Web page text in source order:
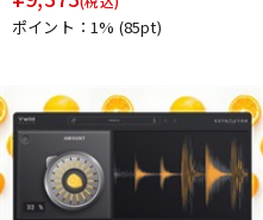
ポイント：1% (85pt)